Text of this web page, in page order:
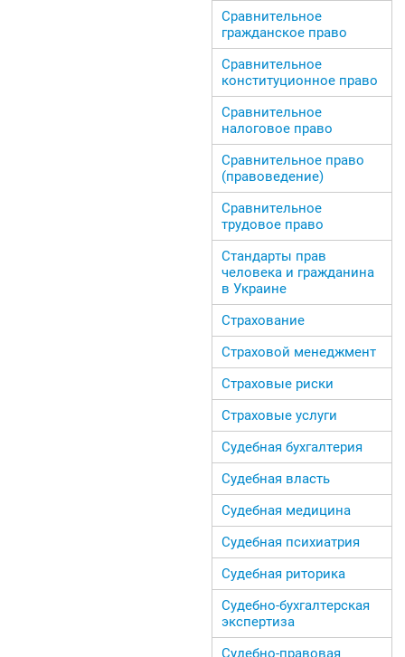
Сравнительное
гражданское право
Сравнительное
конституционное право
Сравнительное
налоговое право
Сравнительное право
(правоведение)
Сравнительное
трудовое право
Стандарты прав
человека и гражданина
в Украине
Страхование
Страховой менеджмент
Страховые риски
Страховые услуги
Судебная бухгалтерия
Судебная власть
Судебная медицина
Судебная психиатрия
Судебная риторика
Судебно-бухгалтерская
экспертиза
Судебно-правовая